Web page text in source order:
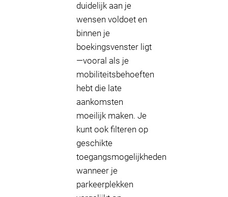
duidelijk aan je
wensen voldoet en
binnen je
boekingsvenster ligt
—vooral als je
mobiliteitsbehoeften
hebt die late
aankomsten
moeilijk maken. Je
kunt ook filteren op
geschikte
toegangsmogelijkheden
wanneer je
parkeerplekken